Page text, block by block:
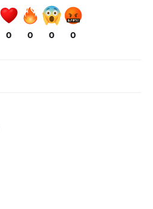
0 0 0 0